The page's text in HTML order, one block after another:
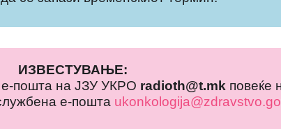
ИЗВЕСТУВАЊЕ:
пошта на ЈЗУ УКРО radioth@t.mk повеќе
е-пошта